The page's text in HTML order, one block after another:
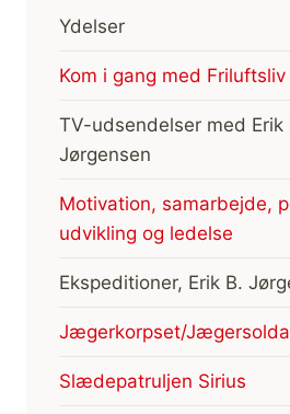
Ydelser
Kom i gang med Friluftsliv
TV-udsendelser med Erik
Jørgensen
Motivation, samarbejde,
udvikling og ledelse
Ekspeditioner, Erik B.
Jægerkorpset/
Slædepatruljen Sirius